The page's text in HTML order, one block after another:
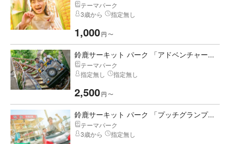
テーマパーク
3歳から
指定無し
1,000円 〜
鈴鹿サーキット パーク 「アドベンチャー...
テーマパーク
指定無し
指定無し
2,500円 〜
鈴鹿サーキット パーク 「プッチグランプ...
テーマパーク
3歳から
指定無し